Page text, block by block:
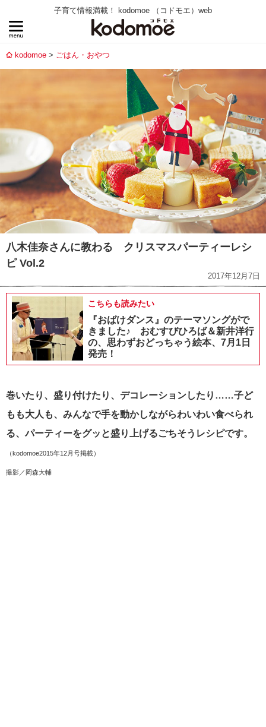
子育て情報満載！ kodomoe （コドモエ）web
kodomoe ごはん・おやつ
八木佳奈さんに教わる クリスマスパーティーレシ
ピ Vol.2
2017年12月7日
こちらも読みたい
『おばけダンス』のテーマソングがで
きました♪ おむすびひろば＆新井洋行
の、思わずおどっちゃう絵本、7月1日
発売！
巻いたり、盛り付けたり、デコレーションしたり……子ど
もも大人も、みんなで手を動かしながらわいわい食べられ
る、パーティーをグッと盛り上げるごちそうレシピです。
（kodomoe2015年12月号掲載）
撮影／岡森大輔